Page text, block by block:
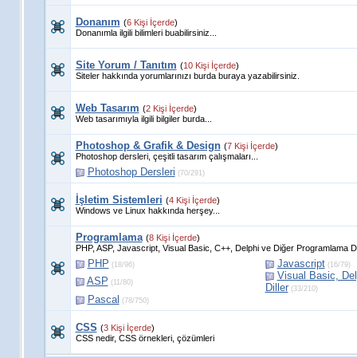
Donanım (6 Kişi İçerde)
Donanımla ilgili bilimleri buabilirsiniz...
Site Yorum / Tanıtım (10 Kişi İçerde)
Siteler hakkında yorumlarınızı burda buraya yazabilirsiniz.
Web Tasarım (2 Kişi İçerde)
Web tasarımıyla ilgili bilgiler burda...
Photoshop & Grafik & Design (7 Kişi İçerde)
Photoshop dersleri, çeşitli tasarım çalışmaları...
Photoshop Dersleri (70/291)
İşletim Sistemleri (4 Kişi İçerde)
Windows ve Linux hakkında herşey...
Programlama (8 Kişi İçerde)
PHP, ASP, Javascript, Visual Basic, C++, Delphi ve Diğer Programlama
PHP (18/96) Javascript(16/79)
ASP (11/80)
Visual Basic,
Diller(33/210)
Pascal (78/750)
CSS (3 Kişi İçerde)
CSS nedir, CSS örnekleri, çözümleri